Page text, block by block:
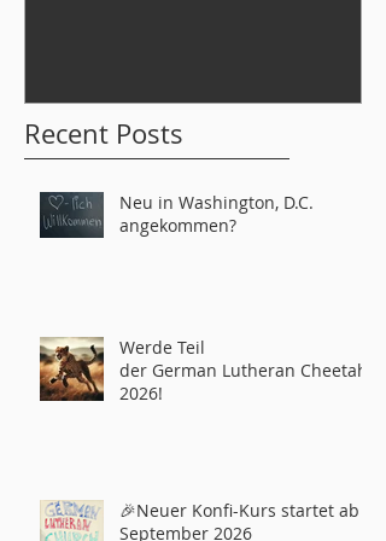
Recent Posts
Neu in Washington, D.C.
angekommen?
Werde Teil
der German Lutheran Cheetahs
2026!
🎉Neuer Konfi-Kurs startet ab
September 2026